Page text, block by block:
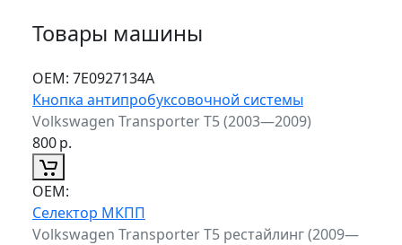
Товары машины
ОЕМ: 7E0927134A
Кнопка антипробуксовочной системы
Volkswagen Transporter T5 (2003—2009)
800р.
ОЕМ:
Селектор МКПП
Volkswagen Transporter T5 рестайлинг (2009—